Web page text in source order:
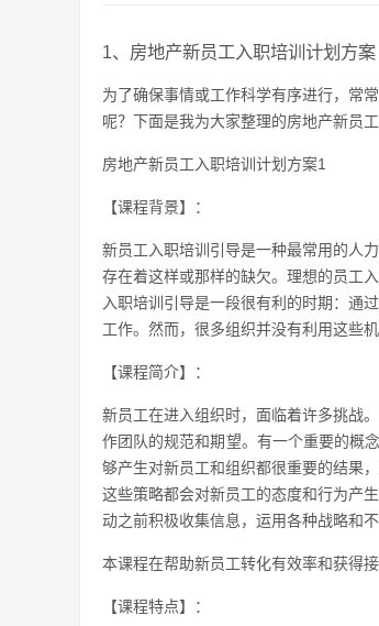
1、房地产新员工入职培训计划方案
为了确保事情或工作科学有序进行，常
呢？下面是我为大家整理的房地产新员
房地产新员工入职培训计划方案1
【课程背景】：
新员工入职培训引导是一种最常用的人
存在着这样或那样的缺欠。理想的员工
入职培训引导是一段很有利的时期：通
工作。然而，很多组织并没有利用这些机
【课程简介】：
新员工在进入组织时，面临着许多挑战
作团队的规范和期望。有一个重要的概
够产生对新员工和组织都很重要的结果
这些策略都会对新员工的态度和行为产
动之前积极收集信息，运用各种战略和
本课程在帮助新员工转化有效率和获得
【课程特点】：